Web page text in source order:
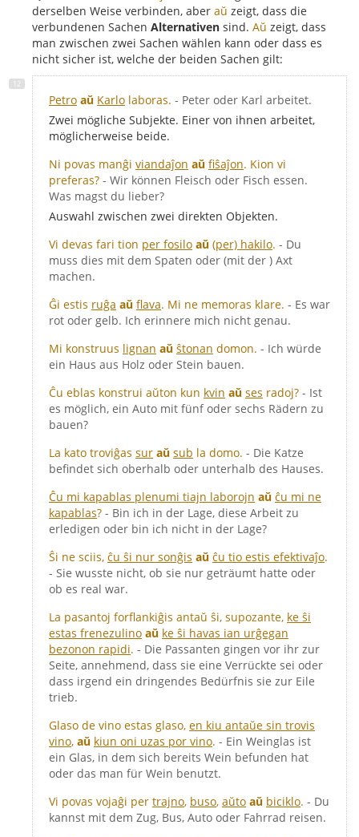
derselben Weise verbinden, aber aŭ zeigt, dass die
verbundenen Sachen Alternativen sind. Aŭ zeigt, dass
man zwischen zwei Sachen wählen kann oder dass es
nicht sicher ist, welche der beiden Sachen gilt:
Petro aŭ Karlo laboras. - Peter oder Karl arbeitet.
Zwei mögliche Subjekte. Einer von ihnen arbeitet,
möglicherweise beide.
Ni povas manĝi viandaĵon aŭ fiŝaĵon. Kion vi
preferas? - Wir können Fleisch oder Fisch essen.
Was magst du lieber?
Auswahl zwischen zwei direkten Objekten.
Vi devas fari tion per fosilo aŭ (per) hakilo. - Du
muss dies mit dem Spaten oder (mit der ) Axt
machen.
Ĝi estis ruĝa aŭ flava. Mi ne memoras klare. - Es war
rot oder gelb. Ich erinnere mich nicht genau.
Mi konstruus lignan aŭ ŝtonan domon. - Ich würde
ein Haus aus Holz oder Stein bauen.
Ĉu eblas konstrui aŭton kun kvin aŭ ses radoj? - Ist
es möglich, ein Auto mit fünf oder sechs Rädern zu
bauen?
La kato troviĝas sur aŭ sub la domo. - Die Katze
befindet sich oberhalb oder unterhalb des Hauses.
Ĉu mi kapablas plenumi tiajn laborojn aŭ ĉu mi ne
kapablas? - Bin ich in der Lage, diese Arbeit zu
erledigen oder bin ich nicht in der Lage?
Ŝi ne sciis, ĉu ŝi nur sonĝis aŭ ĉu tio estis efektivaĵo.
- Sie wusste nicht, ob sie nur geträumt hatte oder
ob es real war.
La pasantoj forflankiĝis antaŭ ŝi, supozante, ke ŝi
estas frenezulino aŭ ke ŝi havas ian urĝegan
bezonon rapidi. - Die Passanten gingen vor ihr zur
Seite, annehmend, dass sie eine Verrückte sei oder
dass irgend ein dringendes Bedürfnis sie zur Eile
trieb.
Glaso de vino estas glaso, en kiu antaŭe sin trovis
vino, aŭ kiun oni uzas por vino. - Ein Weinglas ist
ein Glas, in dem sich bereits Wein befunden hat
oder das man für Wein benutzt.
Vi povas vojaĝi per trajno, buso, aŭto aŭ biciklo. - Du
kannst mit dem Zug, Bus, Auto oder Fahrrad reisen.